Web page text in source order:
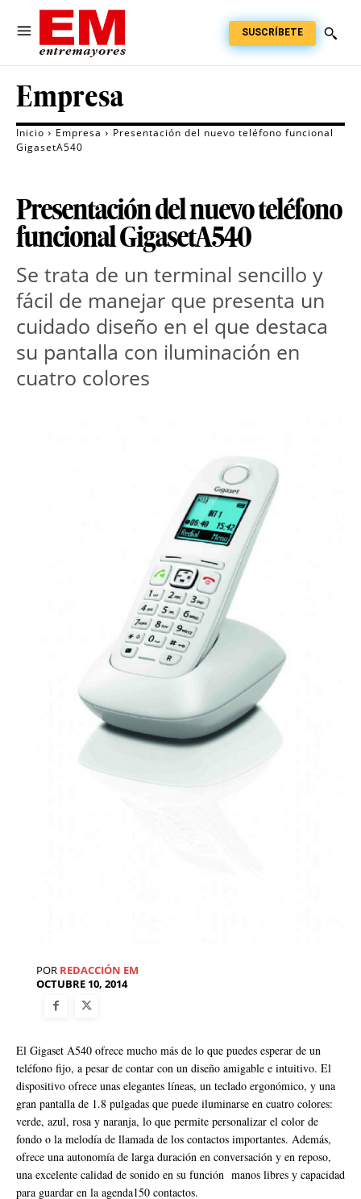
SUSCRÍBETE
Empresa
Inicio Empresa
Presentación del nuevo teléfono funcional
GigasetA540
Presentación del nuevo teléfono
funcional GigasetA540
Se trata de un terminal sencillo y
fácil de manejar que presenta un
cuidado diseño en el que destaca
su pantalla con iluminación en
cuatro colores
POR REDACCIÓN EM
OCTUBRE 10, 2014
El Gigaset A540 ofrece mucho más de lo que puedes esperar de un
teléfono fijo, a pesar de contar con un diseño amigable e intuitivo. El
dispositivo ofrece unas elegantes líneas, un teclado ergonómico, y una
gran pantalla de 1.8 pulgadas que puede iluminarse en cuatro colores:
verde, azul, rosa y naranja, lo que permite personalizar el color de
fondo o la melodía de llamada de los contactos importantes. Además,
ofrece una autonomía de larga duración en conversación y en reposo,
una excelente calidad de sonido en su función manos libres y capacidad
para guardar en la agenda150 contactos.